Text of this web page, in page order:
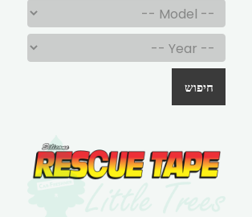
חיפוש